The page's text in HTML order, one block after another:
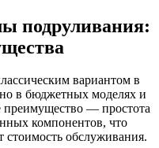
подруливания:
вариантом в
в бюджетных моделях и
преимущество — простота
компонентов, что
обслуживания.